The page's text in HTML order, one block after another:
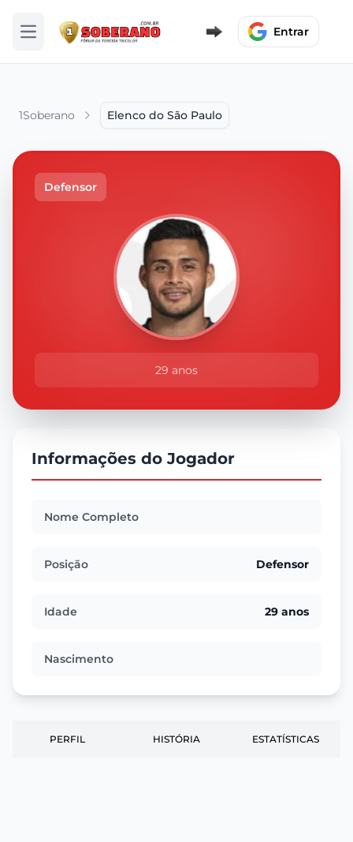
Abrir menu Entrar
1Soberano Elenco do São Paulo
Defensor
29 anos
Informações do Jogador
Nome Completo
Posição Defensor
Idade 29 anos
Nascimento
PERFIL HISTÓRIA ESTATÍSTICAS